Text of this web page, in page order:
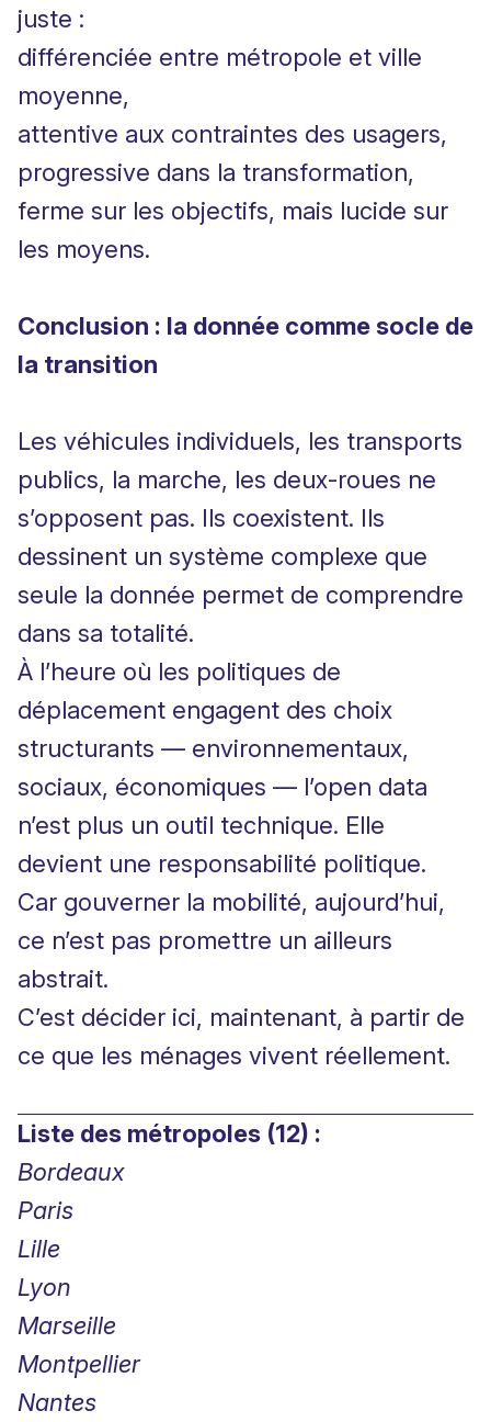
juste :
différenciée entre métropole et ville
moyenne,
attentive aux contraintes des usagers,
progressive dans la transformation,
ferme sur les objectifs, mais lucide sur
les moyens.
Conclusion : la donnée comme socle de
la transition
Les véhicules individuels, les transports
publics, la marche, les deux-roues ne
s’opposent pas. Ils coexistent. Ils
dessinent un système complexe que
seule la donnée permet de comprendre
dans sa totalité.
À l’heure où les politiques de
déplacement engagent des choix
structurants — environnementaux,
sociaux, économiques — l’open data
n’est plus un outil technique. Elle
devient une responsabilité politique.
Car gouverner la mobilité, aujourd’hui,
ce n’est pas promettre un ailleurs
abstrait.
C’est décider ici, maintenant, à partir de
ce que les ménages vivent réellement.
Liste des métropoles (12) :
Bordeaux
Paris
Lille
Lyon
Marseille
Montpellier
Nantes